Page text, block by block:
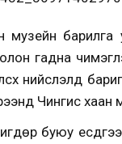
музейн
гадна
нийслэлд
Чингис хаан
буюу